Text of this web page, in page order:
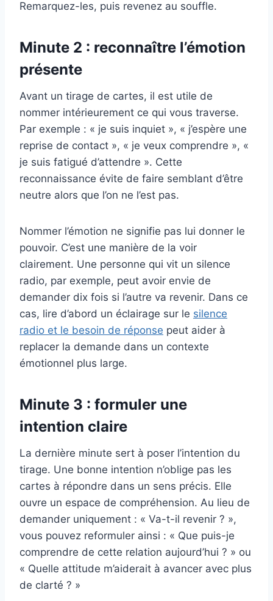
Remarquez-les, puis revenez au souffle.
Minute 2 : reconnaître l’émotion
présente
Avant un tirage de cartes, il est utile de
nommer intérieurement ce qui vous traverse.
Par exemple : « je suis inquiet », « j’espère une
reprise de contact », « je veux comprendre », «
je suis fatigué d’attendre ». Cette
reconnaissance évite de faire semblant d’être
neutre alors que l’on ne l’est pas.
Nommer l’émotion ne signifie pas lui donner le
pouvoir. C’est une manière de la voir
clairement. Une personne qui vit un silence
radio, par exemple, peut avoir envie de
demander dix fois si l’autre va revenir. Dans ce
cas, lire d’abord un éclairage sur le silence
radio et le besoin de réponse peut aider à
replacer la demande dans un contexte
émotionnel plus large.
Minute 3 : formuler une
intention claire
La dernière minute sert à poser l’intention du
tirage. Une bonne intention n’oblige pas les
cartes à répondre dans un sens précis. Elle
ouvre un espace de compréhension. Au lieu de
demander uniquement : « Va-t-il revenir ? »,
vous pouvez reformuler ainsi : « Que puis-je
comprendre de cette relation aujourd’hui ? » ou
« Quelle attitude m’aiderait à avancer avec plus
de clarté ? »